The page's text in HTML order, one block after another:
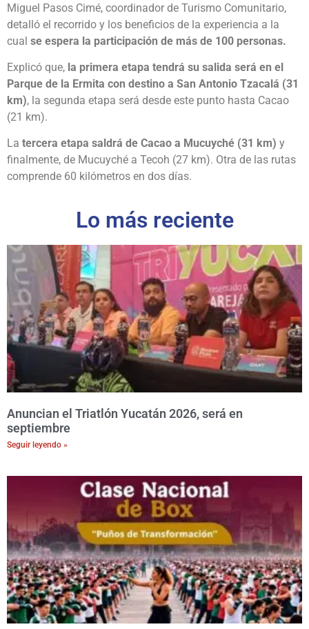
Miguel Pasos Cimé, coordinador de Turismo Comunitario,
detalló el recorrido y los beneficios de la experiencia a la
cual se espera la participación de más de 100 personas.
Explicó que, la primera etapa tendrá su salida será en el
Parque de la Ermita con destino a San Antonio Tzacalá (31
km), la segunda etapa será desde este punto hasta Cacao
(21 km).
La tercera etapa saldrá de Cacao a Mucuyché (31 km) y
finalmente, de Mucuyché a Tecoh (27 km). Otra de las rutas
comprende 60 kilómetros en dos días.
Lo más reciente
Anuncian el Triatlón Yucatán 2026, será en
septiembre
Seguir leyendo »